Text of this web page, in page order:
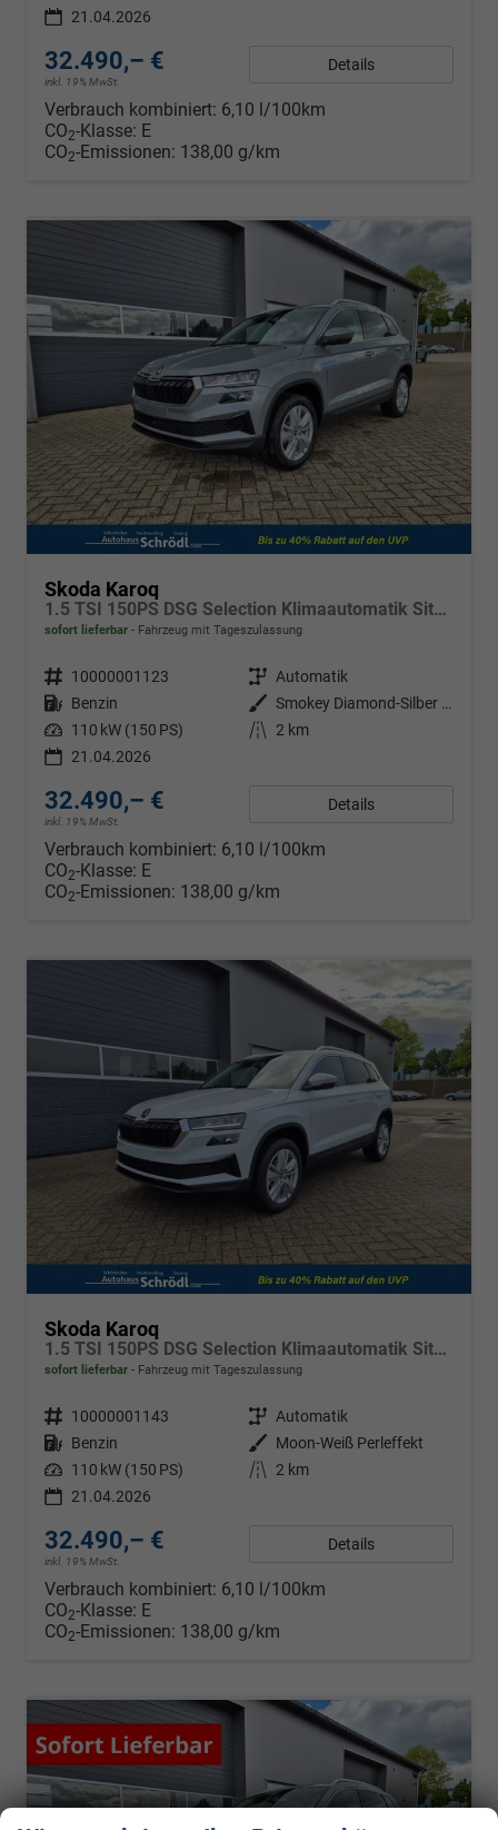
21.04.2026
32.490,– €
inkl. 19% MwSt.
Details
Verbrauch kombiniert: 6,10 l/100km
CO2-Klasse: E
CO2-Emissionen: 138,00 g/km
Skoda Karoq
1.5 TSI 150PS DSG Selection Klimaautomatik Sitzheizung Lenkradheizung ACC PDC v+h Rückf.Kamera abg.Scheiben Apple CarPlay Android Auto 17"LM
sofort lieferbar Fahrzeug mit Tageszulassung
Fahrzeugnr. 10000001123 Getriebe Automatik
Kraftstoff Benzin Außenfarbe
Smokey Diamond-Silber Metallic
Leistung 110 kW (150 PS) Kilometerstand
2 km
21.04.2026
32.490,– €
inkl. 19% MwSt.
Details
Verbrauch kombiniert: 6,10 l/100km
CO2-Klasse: E
CO2-Emissionen: 138,00 g/km
Skoda Karoq
1.5 TSI 150PS DSG Selection Klimaautomatik Sitzheizung Lenkradheizung ACC PDC v+h Rückf.Kamera abg.Scheiben Apple CarPlay Android Auto 17"LM
sofort lieferbar Fahrzeug mit Tageszulassung
Fahrzeugnr. 10000001143 Getriebe Automatik
Kraftstoff Benzin Außenfarbe Moon-Weiß Perleffekt
Leistung 110 kW (150 PS) Kilometerstand
2 km
21.04.2026
32.490,– €
inkl. 19% MwSt.
Details
Verbrauch kombiniert: 6,10 l/100km
CO2-Klasse: E
CO2-Emissionen: 138,00 g/km